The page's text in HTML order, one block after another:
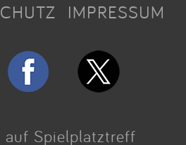
IMPRESSUM
auf Spielplatztreff